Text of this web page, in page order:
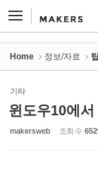
Home 정보/자료
기타
윈도우10에
makersweb 조회 수